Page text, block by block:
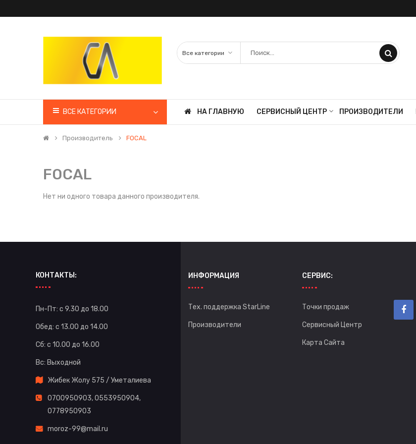
ВСЕ КАТЕГОРИИ НА ГЛАВНУЮ СЕРВИСНЫЙ ЦЕНТР ПРОИЗВОДИТЕЛИ
Производитель FOCAL
FOCAL
Нет ни одного товара данного производителя.
КОНТАКТЫ:
Пн-Пт: с 9.30 до 18.00
Обед: с 13.00 до 14.00
Сб: с 10.00 до 16.00
Вс: Выходной
Жибек Жолу 575 / Уметалиева
0700950903,0553950904,
0778950903
moroz-99@mail.ru
ИНФОРМАЦИЯ
Тех. поддержка StarLine
Производители
СЕРВИС:
Точки продаж
Сервисный Центр
Карта Сайта